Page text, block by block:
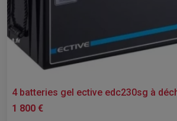
4 batteries gel ective edc230sg à
1 800 €